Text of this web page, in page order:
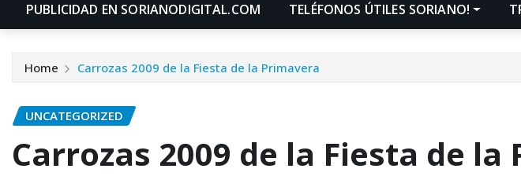
PUBLICIDAD EN SORIANODIGITAL.COM TELÉFONOS ÚTILES SORIANO!
Home Carrozas 2009 de la Fiesta de la Primavera
UNCATEGORIZED
Carrozas 2009 de la Fiesta de la